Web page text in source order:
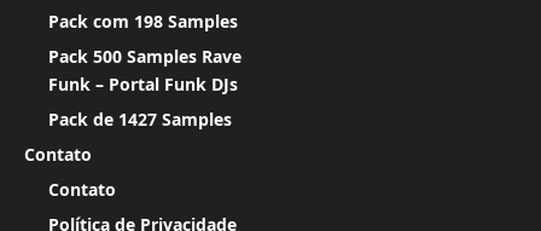
Pack com 198 Samples
Pack 500 Samples Rave
Funk – Portal Funk DJs
Pack de 1427 Samples
Contato
Contato
Política de Privacidade